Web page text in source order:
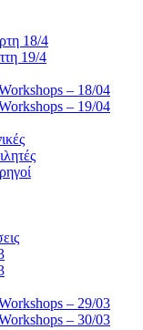
18/4
19/4
– 18/04
– 19/04
– 29/03
– 30/03